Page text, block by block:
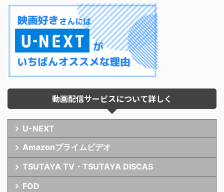
動画配信サービスについて詳しく
U-NEXT
Amazonプライムビデオ
TSUTAYA TV・TSUTAYA DISCAS
FOD